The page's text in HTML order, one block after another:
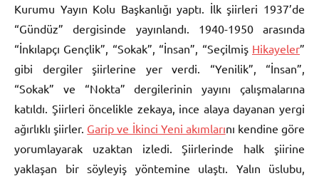
Kurumu Yayın Kolu Başkanlığı yaptı. İlk şiirleri 1937’de
“Gündüz” dergisinde yayınlandı. 1940-1950 arasında
“İnkılapçı Gençlik”, “Sokak”, “İnsan”, “Seçilmiş Hikayeler”
gibi dergiler şiirlerine yer verdi. “Yenilik”, “İnsan”,
“Sokak” ve “Nokta” dergilerinin yayını çalışmalarına
katıldı. Şiirleri öncelikle zekaya, ince alaya dayanan yergi
ağırlıklı şiirler. Garip ve İkinci Yeni akımlarını kendine göre
yorumlayarak uzaktan izledi. Şiirlerinde halk şiirine
yaklaşan bir söyleyiş yöntemine ulaştı. Yalın üslubu,